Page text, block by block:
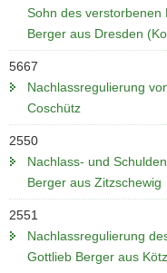
Sohn des verstorbenen
Berger aus Dresden
5667
Nachlassregulierung
Coschütz
2550
Nachlass- und
Berger aus Zitzschewig
2551
Nachlassregulierung
Gottlieb Berger aus